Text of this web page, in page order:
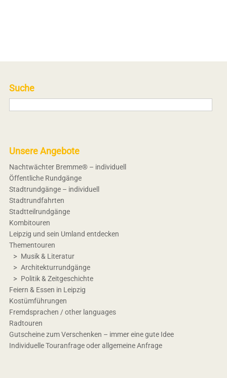
Suche
Unsere Angebote
Nachtwächter Bremme® – individuell
Öffentliche Rundgänge
Stadtrundgänge – individuell
Stadtrundfahrten
Stadtteilrundgänge
Kombitouren
Leipzig und sein Umland entdecken
Thementouren
Musik & Literatur
Architekturrundgänge
Politik & Zeitgeschichte
Feiern & Essen in Leipzig
Kostümführungen
Fremdsprachen / other languages
Radtouren
Gutscheine zum Verschenken – immer eine gute Idee
Individuelle Touranfrage oder allgemeine Anfrage